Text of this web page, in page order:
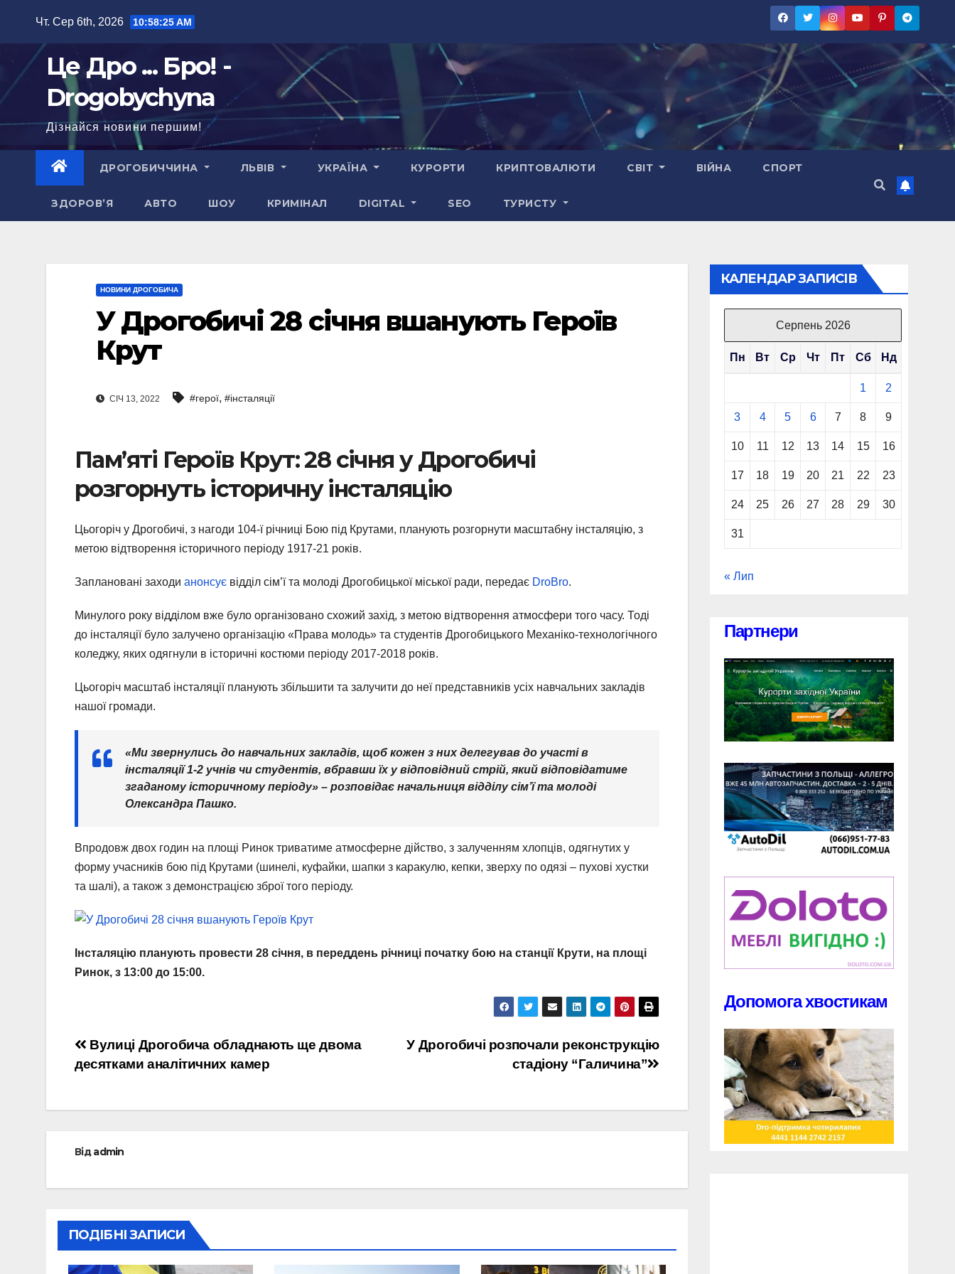
Чт. Сер 6th, 2026 10:58:26 AM
Це Дро ... Бро! -
Drogobychyna
Дізнайся новини першим!
ДРОГОБИЧЧИНА ЛЬВІВ УКРАЇНА КУРОРТИ КРИПТОВАЛЮТИ СВІТ ВІЙНА СПОРТ
ЗДОРОВ’Я АВТО ШОУ КРИМІНАЛ DIGITAL SEO ТУРИСТУ
НОВИНИ ДРОГОБИЧА
У Дрогобичі 28 січня вшанують Героїв
Крут
СІЧ 13, 2022 #герої, #інсталяції
Пам’яті Героїв Крут: 28 січня у Дрогобичі
розгорнуть історичну інсталяцію
Цьогоріч у Дрогобичі, з нагоди 104-ї річниці Бою під Крутами, планують розгорнути масштабну інсталяцію, з
метою відтворення історичного періоду 1917-21 років.
Заплановані заходи анонсує відділ сім’ї та молоді Дрогобицької міської ради, передає DroBro.
Минулого року відділом вже було організовано схожий захід, з метою відтворення атмосфери того часу. Тоді
до інсталяції було залучено організацію «Права молодь» та студентів Дрогобицького Механіко-технологічного
коледжу, яких одягнули в історичні костюми періоду 2017-2018 років.
Цьогоріч масштаб інсталяції планують збільшити та залучити до неї представників усіх навчальних закладів
нашої громади.
«Ми звернулись до навчальних закладів, щоб кожен з них делегував до участі в
інсталяції 1-2 учнів чи студентів, вбравши їх у відповідний стрій, який відповідатиме
згаданому історичному періоду» – розповідає начальниця відділу сім’ї та молоді
Олександра Пашко.
Впродовж двох годин на площі Ринок триватиме атмосферне дійство, з залученням хлопців, одягнутих у
форму учасників бою під Крутами (шинелі, куфайки, шапки з каракулю, кепки, зверху по одязі – пухові хустки
та шалі), а також з демонстрацією зброї того періоду.
Інсталяцію планують провести 28 січня, в переддень річниці початку бою на станції Крути, на площі
Ринок, з 13:00 до 15:00.
Навігація
записів
У Дрогобичі розпочали реконструкцію
стадіону “Галичина”
Вулиці Дрогобича обладнають ще двома
десятками аналітичних камер
Відadmin
ПОДІБНІ ЗАПИСИ
КАЛЕНДАР ЗАПИСІВ
Серпень 2026
Пн Вт Ср Чт Пт Сб Нд
1 2
3 4 5 6 7 8 9
10 11 12 13 14 15 16
17 18 19 20 21 22 23
24 25 26 27 28 29 30
31
« Лип
Партнери
Допомога хвостикам